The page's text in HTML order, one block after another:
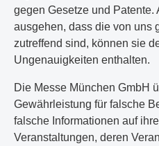
gegen Gesetze und Patente.
ausgehen, dass die von uns
zutreffend sind, können sie
Ungenauigkeiten enthalten.
Die Messe München GmbH
Gewährleistung für falsche
falsche Informationen auf
Veranstaltungen, deren